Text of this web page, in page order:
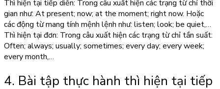
Thì hiện tại tiếp diễn: Trong câu xuất hiện các trạng từ chỉ thời
gian như: At present; now; at the moment; right now. Hoặc
các động từ mang tính mệnh lệnh như: listen; look; be quiet,…
Thì hiện tại đơn: Trong câu xuất hiện các trạng từ chỉ tần suất:
Often; always; usually; sometimes; every day; every week;
every month,…
4. Bài tập thực hành thì hiện tại tiếp